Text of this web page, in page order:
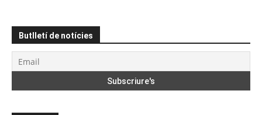
Butlletí de notícies